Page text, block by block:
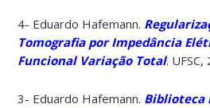
4- Eduardo Hafemann.
Tomografia por Impedância
Funcional Variação Total. UFSC,
3- Eduardo Hafemann. Biblioteca